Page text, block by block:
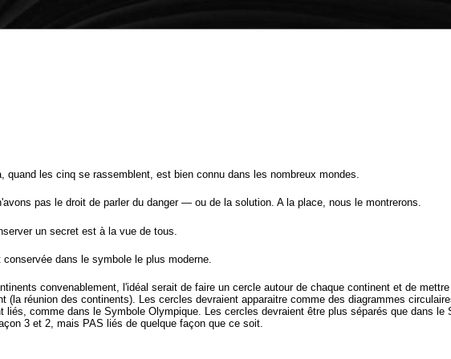
quand les cinq se rassemblent, est bien connu dans les nombreux mondes.
pas le droit de parler du danger — ou de la solution. A la place, nous le montrerons.
un secret est à la vue de tous.
dans le symbole le plus moderne.
convenablement, l'idéal serait de faire un cercle autour de chaque continent et de
(la réunion des continents). Les cercles devraient apparaitre comme des diagrammes
liés, comme dans le Symbole Olympique. Les cercles devraient être plus séparés que dans le
3 et 2, mais PAS liés de quelque façon que ce soit.